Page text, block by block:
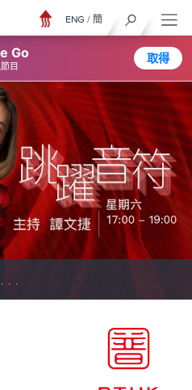
Go
目
取得
ENG / 簡
...